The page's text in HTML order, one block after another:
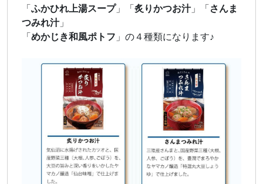
「 ふかひれ上湯スープ」「 炙りかつお汁」「 さんま
つみれ汁」
「 めかじき和風ポトフ 」の４種類になります♪